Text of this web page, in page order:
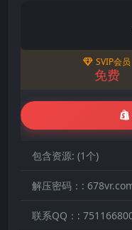
SVIP会员
免费
包含资源: (1个)
解压密码：:
联系QQ：: